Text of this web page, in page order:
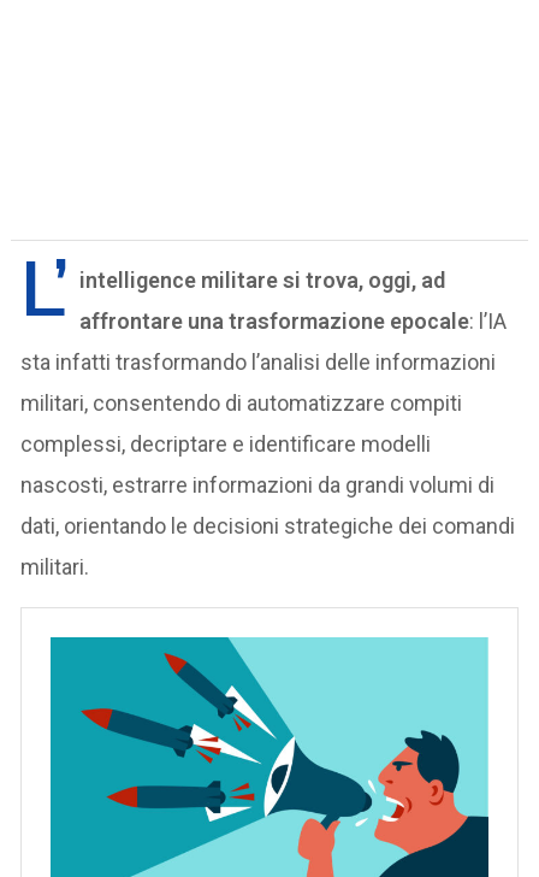
L’ intelligence militare si trova, oggi, ad
affrontare una trasformazione epocale: l’IA
sta infatti trasformando l’analisi delle informazioni
militari, consentendo di automatizzare compiti
complessi, decriptare e identificare modelli
nascosti, estrarre informazioni da grandi volumi di
dati, orientando le decisioni strategiche dei comandi
militari.